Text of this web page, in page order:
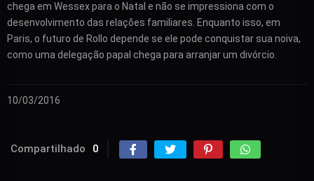
chega em Wessex para o Natal e não se impressiona com o
desenvolvimento das relações familiares. Enquanto isso, em
Paris, o futuro de Rollo depende se ele pode conquistar sua noiva,
como uma delegação papal chega para arranjar um divórcio.
10/03/2016
Compartilhado 0